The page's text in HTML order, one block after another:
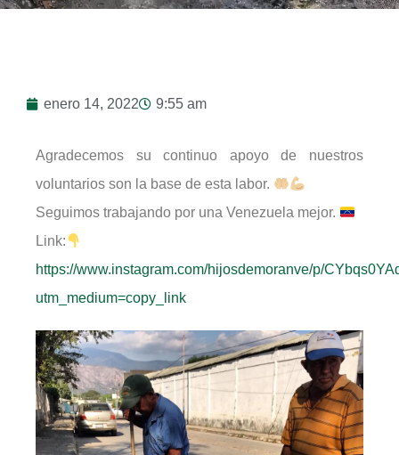
enero 14, 2022 9:55 am
Agradecemos su continuo apoyo de nuestros
voluntarios son la base de esta labor.
Seguimos trabajando por una Venezuela mejor.
Link:
https://www.instagram.com/hijosdemoranve/p/
utm_medium=copy_link